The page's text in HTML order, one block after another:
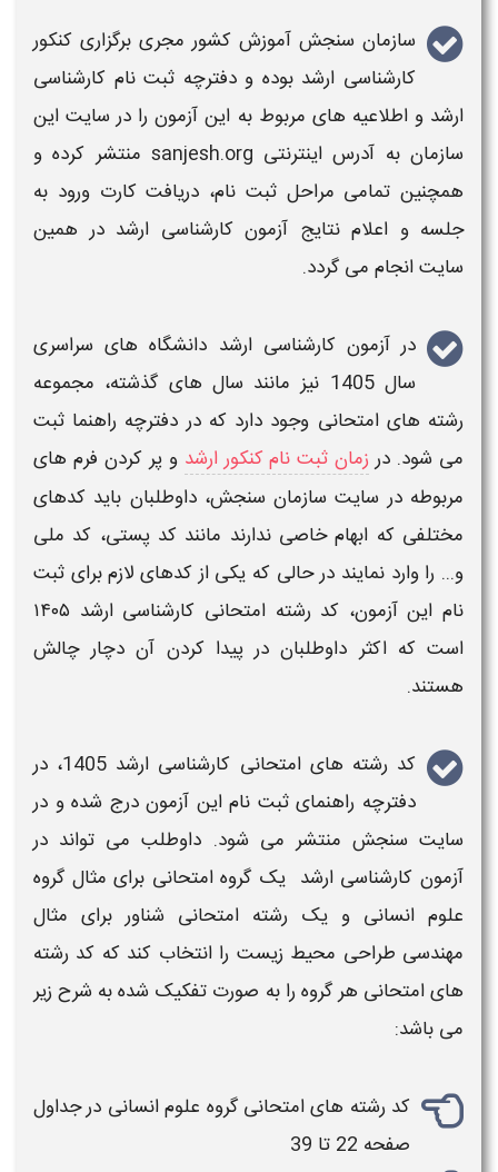
سازمان سنجش آموزش کشور مجری برگزاری کنکور
کارشناسی ارشد بوده و دفترچه ثبت نام کارشناسی
ارشدو اطلاعیه های مربوط به این آزمون را در سایت این
سازمان به آدرس اینترنتی sanjesh.org منتشر کرده و
همچنین تمامی مراحل ثبت نام، دریافت کارت ورود به
جلسه و اعلام نتایج آزمون کارشناسی ارشد در همین
سایت انجام می گردد.
درآزمون کارشناسی ارشد دانشگاه های سراسری
سال 1405
نیز مانند سال های گذشته، مجموعه
رشته های امتحانی وجود دارد که در دفترچه راهنما ثبت
می شود. در زمان ثبت نام کنکور ارشد و پر کردن فرم های
مربوطه در سایت سازمان سنجش، داوطلبان باید کدهای
مختلفی که ابهام خاصی ندارند مانند کد پستی، کد ملی
و... را وارد نمایند در حالی که یکی از کدهای لازم برای ثبت
نام این آزمون، کد رشته امتحانی کارشناسی ارشد ۱۴۰۵
است که اکثر داوطلبان در پیدا کردن آن دچار چالش
هستند.
کد رشته های امتحانی کارشناسی ارشد 1405
، در
دفترچه راهنمای ثبت نام این آزمون درج شده و در
سایت سنجش منتشر می شود. داوطلب می تواند در
آزمون کارشناسی ارشد یک گروهامتحانی برای مثال گروه
علوم انسانی و یک رشته امتحانی شناور برای مثال
مهندسی طراحی محیط زیست را انتخاب کند که کد رشته
های امتحانی هر گروه را به صورت تفکیک شده به شرح زیر
می باشد:
کد رشته های امتحانیگروه علوم انسانی در جداول
صفحه 22 تا 39